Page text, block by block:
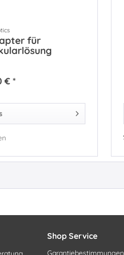
für
€ *
Shop Service
Garantiebestimmungen